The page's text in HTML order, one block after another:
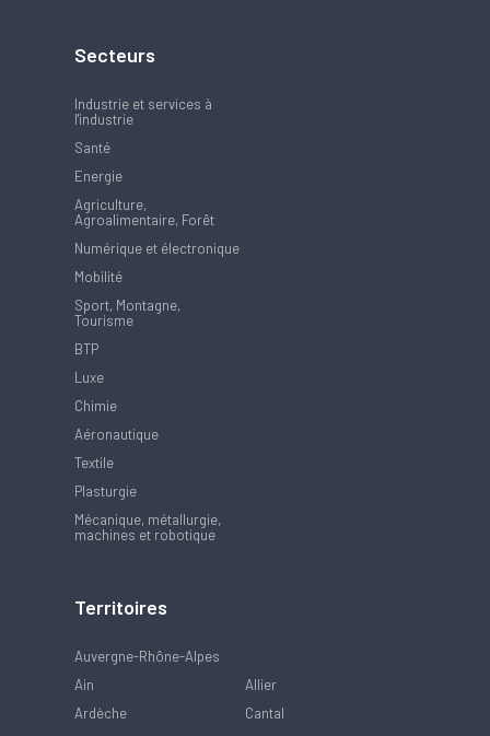
Secteurs
Industrie et services à
l'industrie
Santé
Energie
Agriculture,
Agroalimentaire, Forêt
Numérique et électronique
Mobilité
Sport, Montagne,
Tourisme
BTP
Luxe
Chimie
Aéronautique
Textile
Plasturgie
Mécanique, métallurgie,
machines et robotique
Territoires
Auvergne-Rhône-Alpes
Ain
Allier
Ardèche
Cantal